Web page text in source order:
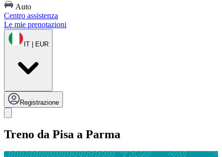
Auto
Centro assistenza
Le mie prenotazioni
IT | EUR
Registrazione
Treno da Pisa a Parma